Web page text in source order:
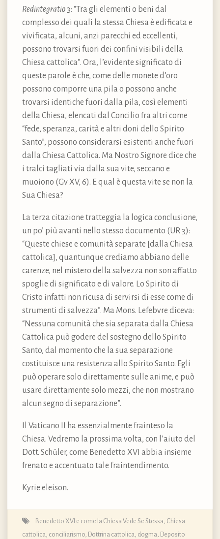
Redintegratio3: “Tra gli elementi o beni dal
complesso dei quali la stessa Chiesa è edificata e
vivificata, alcuni, anzi parecchi ed eccellenti,
possono trovarsi fuori dei confini visibili della
Chiesa cattolica”. Ora, l’evidente significato di
queste parole è che, come delle monete d’oro
possono comporre una pila o possono anche
trovarsi identiche fuori dalla pila, così elementi
della Chiesa, elencati dal Concilio fra altri come
“fede, speranza, carità e altri doni dello Spirito
Santo”, possono considerarsi esistenti anche fuori
dalla Chiesa Cattolica. Ma Nostro Signore dice che
i tralci tagliati via dalla sua vite, seccano e
muoiono (Gv XV, 6). E qual è questa vite se non la
Sua Chiesa?
La terza citazione tratteggia la logica conclusione,
un po’ più avanti nello stesso documento (UR 3):
“Queste chiese e comunità separate [dalla Chiesa
cattolica], quantunque crediamo abbiano delle
carenze, nel mistero della salvezza non son affatto
spoglie di significato e di valore. Lo Spirito di
Cristo infatti non ricusa di servirsi di esse come di
strumenti di salvezza”. Ma Mons. Lefebvre diceva:
“Nessuna comunità che sia separata dalla Chiesa
Cattolica può godere del sostegno dello Spirito
Santo, dal momento che la sua separazione
costituisce una resistenza allo Spirito Santo. Egli
può operare solo direttamente sulle anime, e può
usare direttamente solo mezzi, che non mostrano
alcun segno di separazione”.
Il Vaticano II ha essenzialmente frainteso la
Chiesa. Vedremo la prossima volta, con l’aiuto del
Dott. Schüler, come Benedetto XVI abbia insieme
frenato e accentuato tale fraintendimento.
Kyrie eleison.
Benedetto XVI e come la Chiesa Vede Se Stessa, Chiesa
cattolica, conciliarismo, Dottrina cattolica, dogma, Deposito